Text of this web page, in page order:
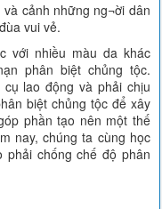
cảnh những ng¬ời dân
vui vẻ.
với nhiều màu da khác
phân biệt chủng tộc.
lao động và phải chịu
biệt chủng tộc để xây
phần tạo nên một thế
nay, chúng ta cùng học
phải chống chế độ phân